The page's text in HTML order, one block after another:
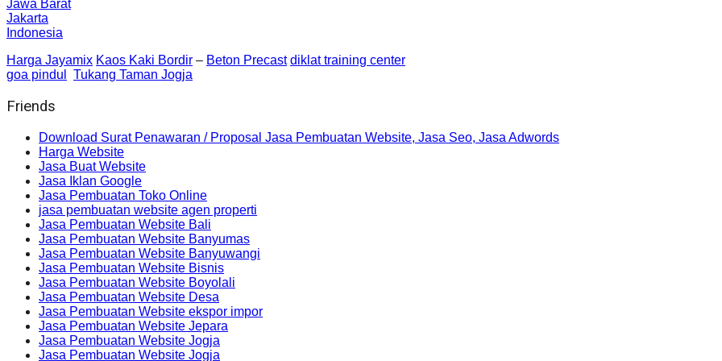
Jawa Barat
Jakarta
Indonesia
Harga Jayamix Kaos Kaki Bordir – Beton Precast diklat training center
goa pindul
Tukang Taman Jogja
Friends
Download Surat Penawaran / Proposal Jasa Pembuatan Website, Jasa Seo, Jasa Adwords
Harga Website
Jasa Buat Website
Jasa Iklan Google
Jasa Pembuatan Toko Online
jasa pembuatan website agen properti
Jasa Pembuatan Website Bali
Jasa Pembuatan Website Banyumas
Jasa Pembuatan Website Banyuwangi
Jasa Pembuatan Website Bisnis
Jasa Pembuatan Website Boyolali
Jasa Pembuatan Website Desa
Jasa Pembuatan Website ekspor impor
Jasa Pembuatan Website Jepara
Jasa Pembuatan Website Jogja
Jasa Pembuatan Website Jogja